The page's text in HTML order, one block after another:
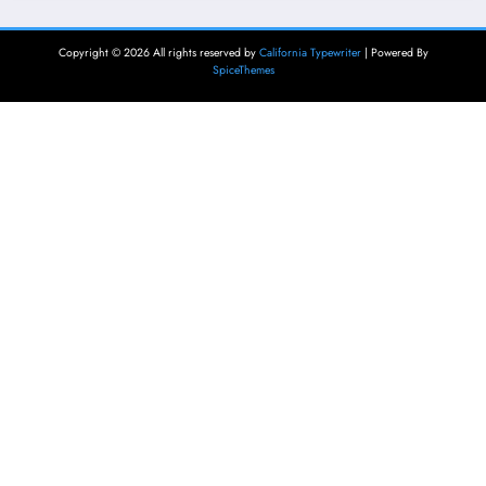
Copyright © 2026 All rights reserved by California Typewriter| Powered By
SpiceThemes